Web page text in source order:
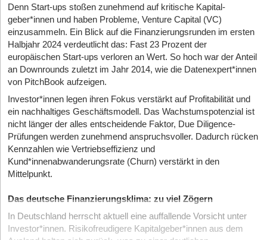
Denn Start-ups stoßen zunehmend auf kritische Kapital­
geber*innen und haben Probleme, Venture Capital (VC)
einzusammeln. Ein Blick auf die Finanzierungsrunden im ersten
Halbjahr 2024 verdeutlicht das: Fast 23 Prozent der
europäischen Start-ups verloren an Wert. So hoch war der Anteil
an Downrounds zuletzt im Jahr 2014, wie die Datenexpert*innen
von PitchBook aufzeigen.
Investor*innen legen ihren Fokus verstärkt auf Profitabilität und
ein nachhaltiges Geschäftsmodell. Das Wachstums­potenzial ist
nicht länger der alles entscheidende Faktor, Due Diligence­
Prüfungen werden zunehmend anspruchs­voller. Dadurch rücken
Kennzahlen wie Vertriebseffizienz und
Kund*innenabwanderungsrate (Churn) verstärkt in den
Mittelpunkt.
Das deutsche Finanzierungsklima: zu viel Zögern
In Deutschland herrscht aktuell eine auffallende Vorsicht unter
Investor*innen. Risikofreudigere Kapitalgeber*innen aus dem